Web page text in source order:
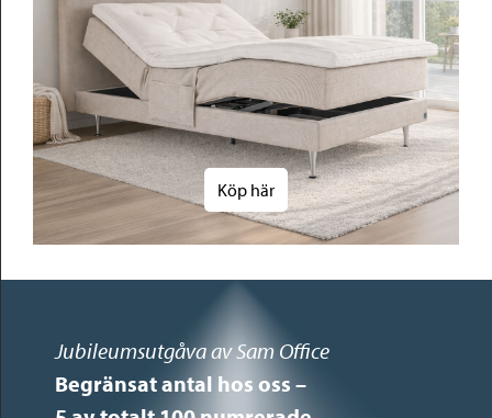
Köp här
Jubileumsutgåva av Sam Office
Begränsat antal hos oss –